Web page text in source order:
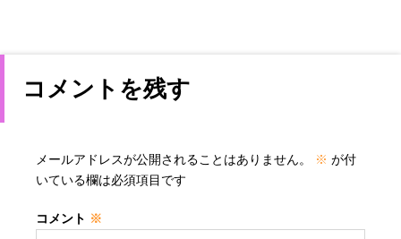
コメントを残す
メールアドレスが公開されることはありません。 ※ が付
いている欄は必須項目です
コメント ※